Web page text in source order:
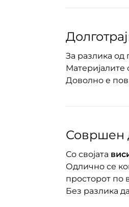
За разлика од
Материјалите
Доволно е
Совршен
Со својата
Одлично се
просторот по
Без разлика